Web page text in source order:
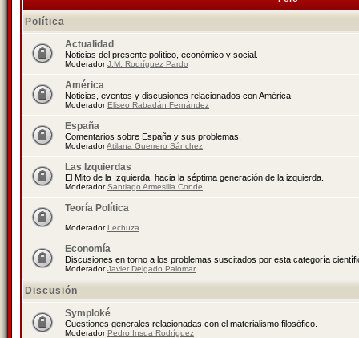
Política
Actualidad
Noticias del presente político, económico y social.
ModeradorJ.M. Rodríguez Pardo
América
Noticias, eventos y discusiones relacionados con América.
ModeradorEliseo Rabadán Fernández
España
Comentarios sobre España y sus problemas.
ModeradorAtilana Guerrero Sánchez
Las Izquierdas
El Mito de la Izquierda, hacia la séptima generación de la izquierda.
ModeradorSantiago Armesilla Conde
Teoría Política
ModeradorLechuza
Economía
Discusiones en torno a los problemas suscitados por esta categoría
ModeradorJavier Delgado Palomar
Discusión
Symploké
Cuestiones generales relacionadas con el materialismo filosófico.
ModeradorPedro Insua Rodríguez